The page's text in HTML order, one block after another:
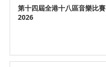
第十四屆全港十八區音樂比賽
2026